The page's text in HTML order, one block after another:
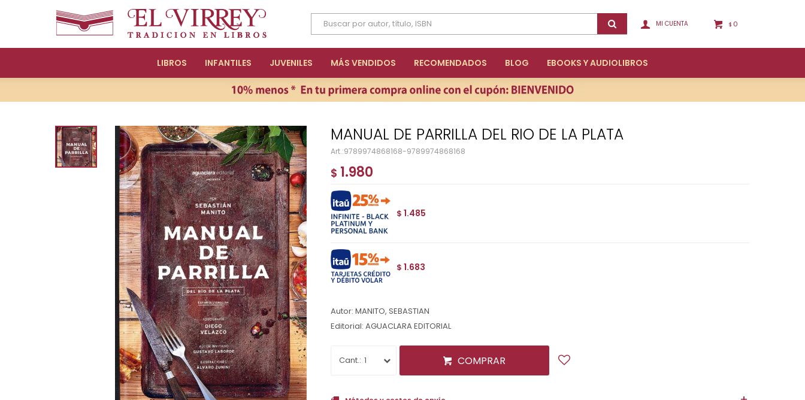
LIBROS INFANTILES JUVENILES MÁS VENDIDOS RECOMENDADOS BLOG EBOOKS Y AUDIOLIBROS
$ 0
MANUAL DE PARRILLA DEL RIO DE LA PLATA
9789974868168-9789974868168
$ 1.980
$ 1.485
$ 1.683
Autor: MANITO, SEBASTIAN
Editorial: AGUACLARA EDITORIAL
1 COMPRAR